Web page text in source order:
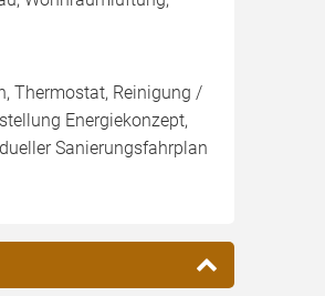
Thermostat, Reinigung /
Energiekonzept,
Sanierungsfahrplan